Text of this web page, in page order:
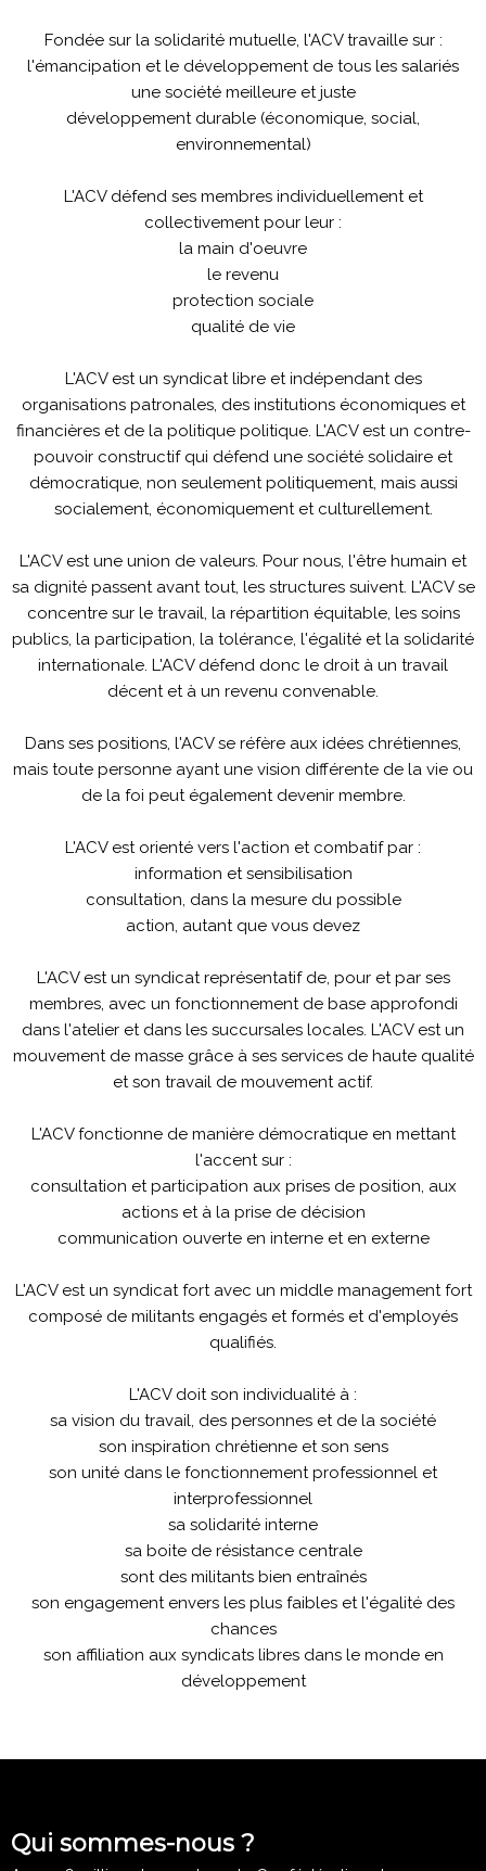
Fondée sur la solidarité mutuelle, l'ACV travaille sur :
l'émancipation et le développement de tous les salariés
une société meilleure et juste
développement durable (économique, social,
environnemental)
L'ACV défend ses membres individuellement et
collectivement pour leur :
la main d'oeuvre
le revenu
protection sociale
qualité de vie
L'ACV est un syndicat libre et indépendant des
organisations patronales, des institutions économiques et
financières et de la politique politique. L'ACV est un contre-
pouvoir constructif qui défend une société solidaire et
démocratique, non seulement politiquement, mais aussi
socialement, économiquement et culturellement.
L'ACV est une union de valeurs. Pour nous, l'être humain et
sa dignité passent avant tout, les structures suivent. L'ACV se
concentre sur le travail, la répartition équitable, les soins
publics, la participation, la tolérance, l'égalité et la solidarité
internationale. L'ACV défend donc le droit à un travail
décent et à un revenu convenable.
Dans ses positions, l'ACV se réfère aux idées chrétiennes,
mais toute personne ayant une vision différente de la vie ou
de la foi peut également devenir membre.
L'ACV est orienté vers l'action et combatif par :
information et sensibilisation
consultation, dans la mesure du possible
action, autant que vous devez
L'ACV est un syndicat représentatif de, pour et par ses
membres, avec un fonctionnement de base approfondi
dans l'atelier et dans les succursales locales. L'ACV est un
mouvement de masse grâce à ses services de haute qualité
et son travail de mouvement actif.
L'ACV fonctionne de manière démocratique en mettant
l'accent sur :
consultation et participation aux prises de position, aux
actions et à la prise de décision
communication ouverte en interne et en externe
L'ACV est un syndicat fort avec un middle management fort
composé de militants engagés et formés et d'employés
qualifiés.
L'ACV doit son individualité à :
sa vision du travail, des personnes et de la société
son inspiration chrétienne et son sens
son unité dans le fonctionnement professionnel et
interprofessionnel
sa solidarité interne
sa boite de résistance centrale
sont des militants bien entraînés
son engagement envers les plus faibles et l'égalité des
chances
son affiliation aux syndicats libres dans le monde en
développement
Qui sommes-nous ?